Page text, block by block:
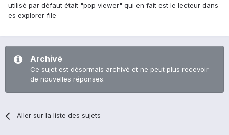
utilisé par défaut était "pop viewer" qui en fait est le lecteur dans
es explorer file
Archivé
Ce sujet est désormais archivé et ne peut plus recevoir
de nouvelles réponses.
Aller sur la liste des sujets